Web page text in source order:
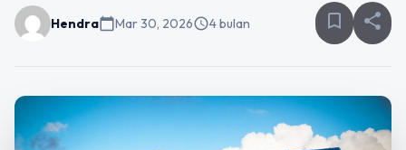
Hendracalendar_todayMar 30, 2026schedule4 bulan bookmark_border share